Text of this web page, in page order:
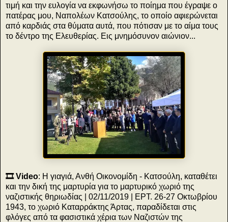
τιμή και την ευλογία να εκφωνήσω το ποίημα που έγραψε ο
πατέρας μου, Ναπολέων Κατσούλης, το οποίο αφιερώνεται
από καρδιάς στα θύματα αυτά, που πότισαν με το αίμα τους
το δέντρο της Ελευθερίας. Εις μνημόσυνον αιώνιον...
🎞️ Video: Η γιαγιά, Ανθή Οικονομίδη - Κατσούλη, καταθέτει
και την δική της μαρτυρία για το μαρτυρικό χωριό της
ναζιστικής θηριωδίας | 02/11/2019 | ΕΡΤ. 26-27 Οκτωβρίου
1943, το χωριό Καταρράκτης Άρτας, παραδίδεται στις
φλόγες από τα φασιστικά χέρια των Ναζιστών της